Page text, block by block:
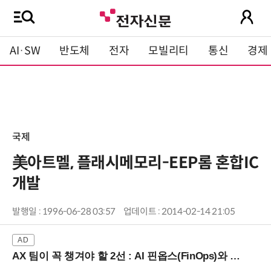
AI·SW 반도체 전자 모빌리티 통신 경제
국제
美아트멜, 플래시메모리-EEP롬 혼합IC
개발
발행일 : 1996-06-28 03:57 업데이트 : 2014-02-14 21:05
AX 팀이 꼭 챙겨야 할 2선 : AI 핀옵스(FinOps)와 토큰 거버넌스 (8/21 잠실역)